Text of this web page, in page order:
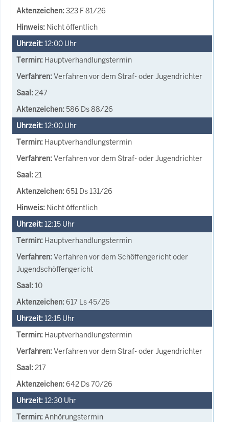
323 F 81/26
Nicht öffentlich
12:00 Uhr
Hauptverhandlungstermin
Verfahren vor dem Straf- oder Jugendrichter
247
586 Ds 88/26
12:00 Uhr
Hauptverhandlungstermin
Verfahren vor dem Straf- oder Jugendrichter
21
651 Ds 131/26
Nicht öffentlich
12:15 Uhr
Hauptverhandlungstermin
Verfahren vor dem Schöffengericht oder
Jugendschöffengericht
10
617 Ls 45/26
12:15 Uhr
Hauptverhandlungstermin
Verfahren vor dem Straf- oder Jugendrichter
217
642 Ds 70/26
12:30 Uhr
Anhörungstermin